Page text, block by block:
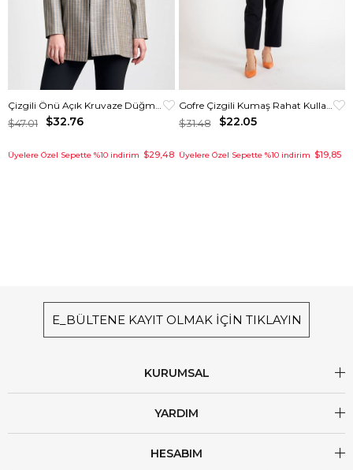
Çizgili Önü Açık Kruvaze Düğmeli Ceket
$32.76
$47.01
Üyelere Özel Sepette %10 indirim $29,48
Gofre Çizgili Kumaş Rahat Kullanımlı Kurtarıcı Ceket Gri
$22.05
$31.48
Üyelere Özel Sepette %10 indirim $19,85
E_BÜLTENE KAYIT OLMAK İÇİN TIKLAYIN
KURUMSAL
YARDIM
HESABIM